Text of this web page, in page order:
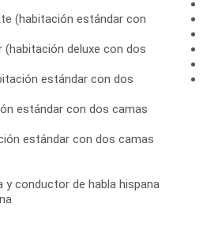
(habitación estándar con
(habitación deluxe con dos
estándar con dos
estándar con dos camas
estándar con dos camas
y conductor de habla hispana